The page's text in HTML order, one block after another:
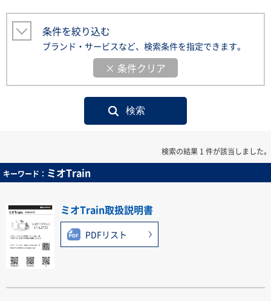
条件を絞り込む
ブランド・サービスなど、検索条件を指定できます。
× 条件クリア
検索の結果 1 件が該当しました。
キーワード： ミオTrain
ミオTrain取扱説明書
PDFリスト